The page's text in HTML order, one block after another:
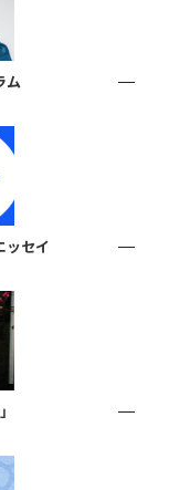
ム
ッセイ